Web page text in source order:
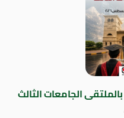
الجامعات الثالث